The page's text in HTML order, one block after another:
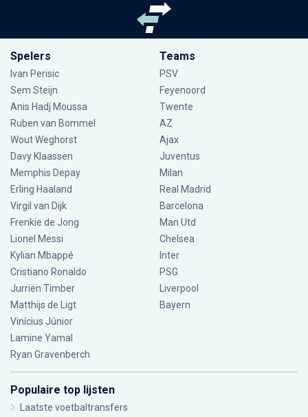
Spelers
Ivan Perisic
Sem Steijn
Anis Hadj Moussa
Ruben van Bommel
Wout Weghorst
Davy Klaassen
Memphis Depay
Erling Haaland
Virgil van Dijk
Frenkie de Jong
Lionel Messi
Kylian Mbappé
Cristiano Ronaldo
Jurriën Timber
Matthijs de Ligt
Vinícius Júnior
Lamine Yamal
Ryan Gravenberch
Teams
PSV
Feyenoord
Twente
AZ
Ajax
Juventus
Milan
Real Madrid
Barcelona
Man Utd
Chelsea
Inter
PSG
Liverpool
Bayern
Populaire top lijsten
Laatste voetbaltransfers